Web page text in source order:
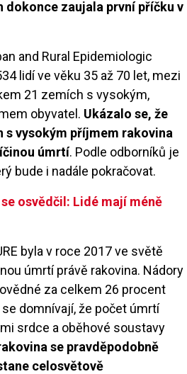
dokonce zaujala první příčku v
and Rural Epidemiologic
lidí ve věku 35 až 70 let, mezi
21 zemích s vysokým,
obyvatel. Ukázalo se, že
s vysokým příjmem rakovina
úmrtí. Podle odborníků je
bude i nadále pokračovat.
osvědčil: Lidé mají méně
byla v roce 2017 ve světě
úmrtí právě rakovina. Nádory
za celkem 26 procent
domnívají, že počet úmrtí
srdce a oběhové soustavy
se pravděpodobně
celosvětově